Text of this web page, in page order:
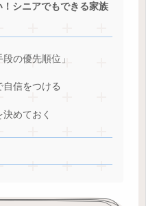
シニアでもできる家族
の優先順位」
自信をつける
めておく